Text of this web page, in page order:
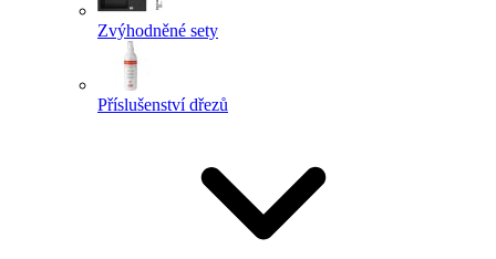
Zvýhodněné sety
Příslušenství dřezů